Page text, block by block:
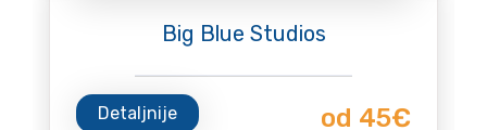
Big Blue Studios
Detaljnije od 45€